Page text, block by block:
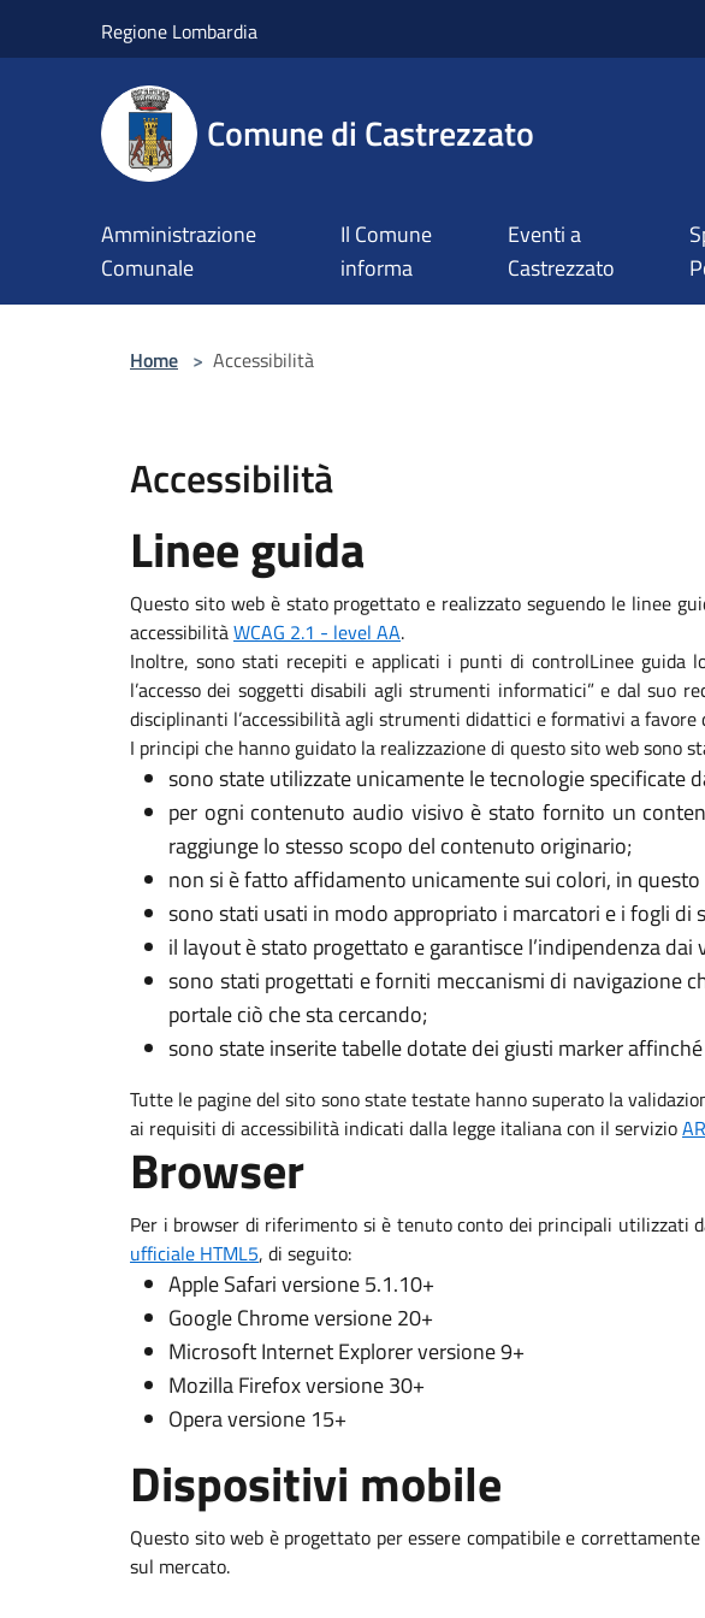
Regione Lombardia
Comune di Castrezzato
Amministrazione
Comunale
Il Comune
informa
Eventi a
Castrezzato
Home > Accessibilità
Accessibilità
Linee guida
Questo sito web è stato progettato e realizzato seguendo le linee
accessibilitàWCAG 2.1 - level AA.
Inoltre, sono stati recepiti e applicati i punti di controlLinee guida
l’accesso dei soggetti disabili agli strumenti informatici” e dal suo
disciplinanti l’accessibilità agli strumenti didattici e formativi a favore
I principi che hanno guidato la realizzazione di questo sito web sono
sono state utilizzate unicamente le tecnologie specificate
per ogni contenuto audio visivo è stato fornito un
raggiunge lo stesso scopo del contenuto originario;
non si è fatto affidamento unicamente sui colori, in
sono stati usati in modo appropriato i marcatori e i fogli di
il layout è stato progettato e garantisce l’indipendenza
sono stati progettati e forniti meccanismi di navigazione
portale ciò che sta cercando;
sono state inserite tabelle dotate dei giusti marker
Tutte le pagine del sito sono state testate hanno superato la
ai requisiti di accessibilità indicati dalla legge italiana con il servizio
Browser
Per i browser di riferimento si è tenuto conto dei principali utilizzati
ufficiale HTML5, di seguito:
Apple Safari versione 5.1.10+
Google Chrome versione 20+
Microsoft Internet Explorer versione 9+
Mozilla Firefox versione 30+
Opera versione 15+
Dispositivi mobile
Questo sito web è progettato per essere compatibile e
sul mercato.